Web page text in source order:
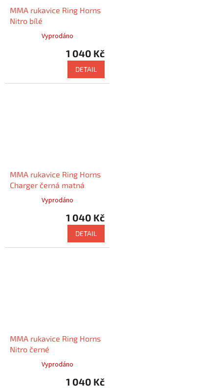
MMA rukavice Ring Horns
Nitro bílé
Vyprodáno
1 040 Kč
DETAIL
MMA rukavice Ring Horns
Charger černá matná
Vyprodáno
1 040 Kč
DETAIL
MMA rukavice Ring Horns
Nitro černé
Vyprodáno
1 040 Kč